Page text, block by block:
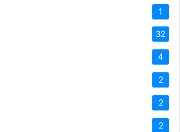
1
32
4
2
2
2